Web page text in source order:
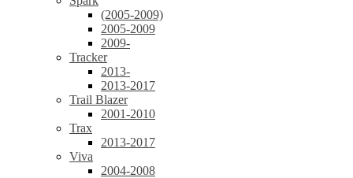
(2005-2009)
2005-2009
2009-
Tracker
2013-
2013-2017
Trail Blazer
2001-2010
Trax
2013-2017
Viva
2004-2008